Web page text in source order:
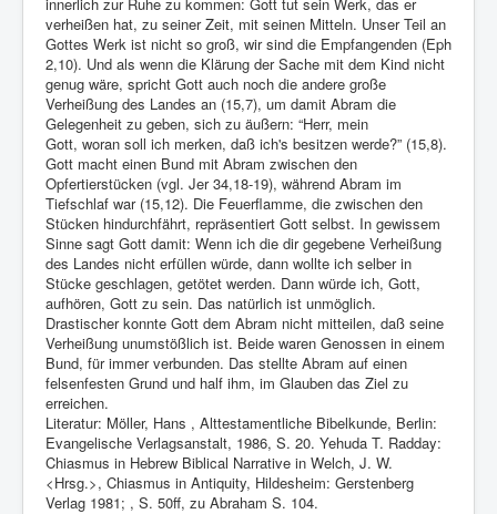
verheißen hat, zu seiner Zeit, mit seinen Mitteln. Unser Teil an
Gottes Werk ist nicht so groß, wir sind die Empfangenden (Eph
2,10). Und als wenn die Klärung der Sache mit dem Kind nicht
genug wäre, spricht Gott auch noch die andere große
Verheißung des Landes an (15,7), um damit Abram die
Gelegenheit zu geben, sich zu äußern: “Herr, mein
Gott, woran soll ich merken, daß ich's besitzen werde?” (15,8).
Gott macht einen Bund mit Abram zwischen den
Opfertierstücken (vgl. Jer 34,18-19), während Abram im
Tiefschlaf war (15,12). Die Feuerflamme, die zwischen den
Stücken hindurchfährt, repräsentiert Gott selbst. In gewissem
Sinne sagt Gott damit: Wenn ich die dir gegebene Verheißung
des Landes nicht erfüllen würde, dann wollte ich selber in
Stücke geschlagen, getötet werden. Dann würde ich, Gott,
aufhören, Gott zu sein. Das natürlich ist unmöglich.
Drastischer konnte Gott dem Abram nicht mitteilen, daß seine
Verheißung unumstößlich ist. Beide waren Genossen in einem
Bund, für immer verbunden. Das stellte Abram auf einen
felsenfesten Grund und half ihm, im Glauben das Ziel zu
erreichen.
Literatur: Möller, Hans , Alttestamentliche Bibelkunde, Berlin:
Evangelische Verlagsanstalt, 1986, S. 20. Yehuda T. Radday:
Chiasmus in Hebrew Biblical Narrative in Welch, J. W.
<Hrsg.>, Chiasmus in Antiquity, Hildesheim: Gerstenberg
Verlag 1981; , S. 50ff, zu Abraham S. 104.